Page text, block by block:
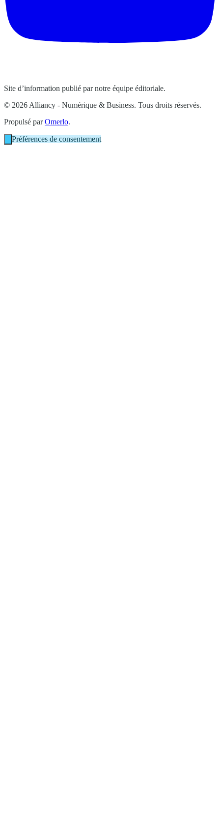
Site d’information publié par notre équipe éditoriale.
© 2026 Alliancy - Numérique & Business. Tous droits réservés.
Propulsé parOmerlo.
Préférences de consentement